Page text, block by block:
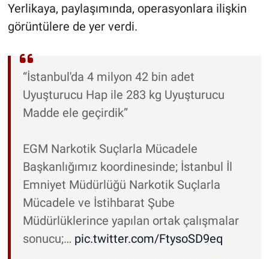
Yerlikaya, paylaşımında, operasyonlara ilişkin
görüntülere de yer verdi.
“İstanbul'da 4 milyon 42 bin adet
Uyuşturucu Hap ile 283 kg Uyuşturucu
Madde ele geçirdik”
EGM Narkotik Suçlarla Mücadele
Başkanlığımız koordinesinde; İstanbul İl
Emniyet Müdürlüğü Narkotik Suçlarla
Mücadele ve İstihbarat Şube
Müdürlüklerince yapılan ortak çalışmalar
sonucu;… pic.twitter.com/FtysoSD9eq